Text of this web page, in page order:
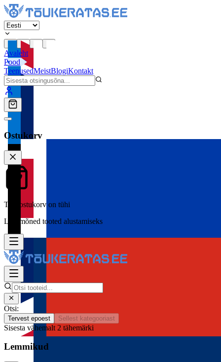
Avaleht
Pood
TeenusedMeistBlogiKontakt
Ostukorv
Teie ostukorv on tühi
Lisa mõned tooted alustamiseks
Otsi:
Tervest epoest Sellest kategooriast
Sisesta vähemalt 2 tähemärki
Lemmikud